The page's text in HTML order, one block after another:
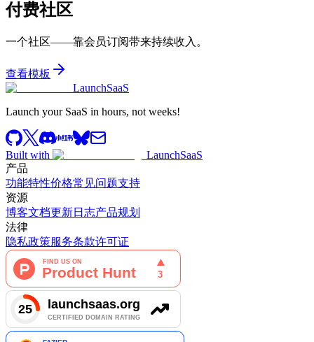
付费社区
一个社区——靠会员订阅带来持续收入。
查看模板
LaunchSaaS
Launch your SaaS in hours, not weeks!
Built with
LaunchSaaS
产品
功能特性价格常见问题支持
资源
博客文档更新日志产品规划
法律
隐私政策服务条款许可证